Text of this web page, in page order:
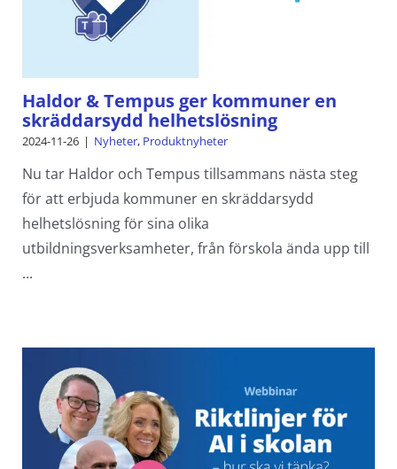
Haldor & Tempus ger kommuner en
skräddarsydd helhetslösning
2024-11-26 | Nyheter, Produktnyheter
Nu tar Haldor och Tempus tillsammans nästa steg
för att erbjuda kommuner en skräddarsydd
helhetslösning för sina olika
utbildningsverksamheter, från förskola ända upp till
...